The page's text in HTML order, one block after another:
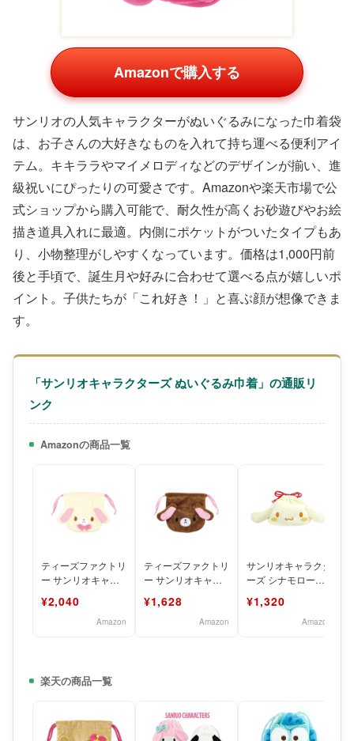
Amazonで購入する
サンリオの人気キャラクターがぬいぐるみになった巾着袋
は、お子さんの大好きなものを入れて持ち運べる便利アイ
テム。キキララやマイメロディなどのデザインが揃い、進
級祝いにぴったりの可愛さです。Amazonや楽天市場で公
式ショップから購入可能で、耐久性が高くお砂遊びやお絵
描き道具入れに最適。内側にポケットがついたタイプもあ
り、小物整理がしやすくなっています。価格は1,000円前
後と手頃で、誕生月や好みに合わせて選べる点が嬉しいポ
イント。子供たちが「これ好き！」と喜ぶ顔が想像できま
す。
「サンリオキャラクターズ ぬいぐるみ巾着」の通販リ
ンク
Amazonの商品一覧
ティーズファクトリ
ー サンリオキャラ
み巾着 シュガーバ
¥2,040
Amazon
ティーズファクトリ
ー サンリオキャラ
み巾着 シュガーバ
¥1,628
Amazon
サンリオキャラクタ
ーズ シナモロール
着 8203 559
¥1,320
Amazon
楽天の商品一覧